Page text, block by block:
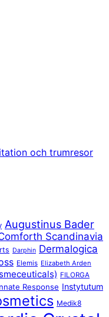
och trumresor
Augustinus Bader
Scandinavia
Darphin Dermalogica
Elemis Elizabeth Arden
FILORGA
Response Instytutum
Medik8